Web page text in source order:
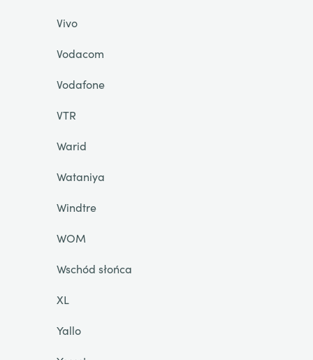
Vivo
Vodacom
Vodafone
VTR
Warid
Wataniya
Windtre
WOM
Wschód słońca
XL
Yallo